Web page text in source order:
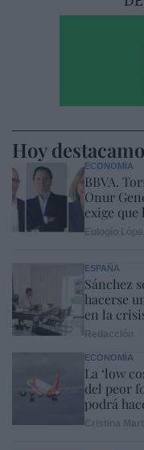
Hoy
ECONOMÍA
BBVA.
Onur
exige
ESPAÑA
Sánchez
hacerse
en la
ECONOMÍA
La ‘low
del peor
podrá